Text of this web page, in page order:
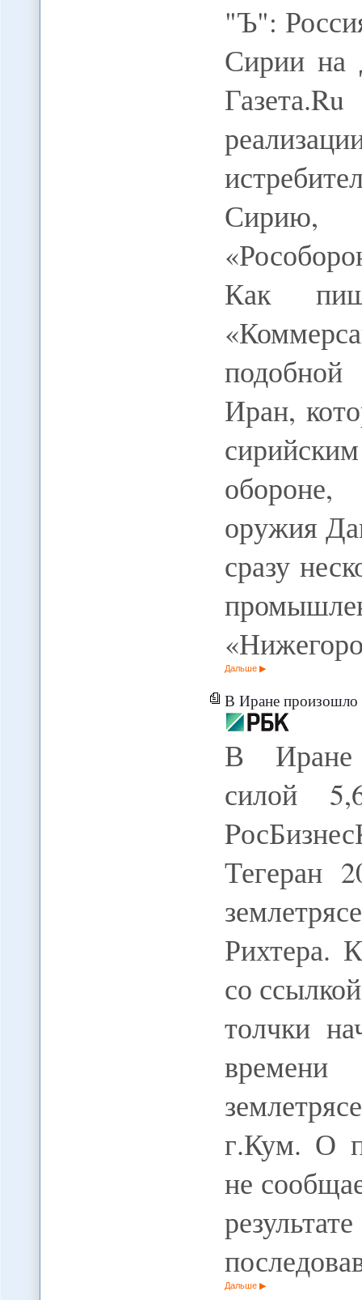
"Ъ":
Сирии на
Как
Иран,
обороне,
оружия
сразу
Дальше
В Иране произошло
В Иране
силой
Тегеран
Рихтера.
со
толчки
г.Кум. О
не
Дальше